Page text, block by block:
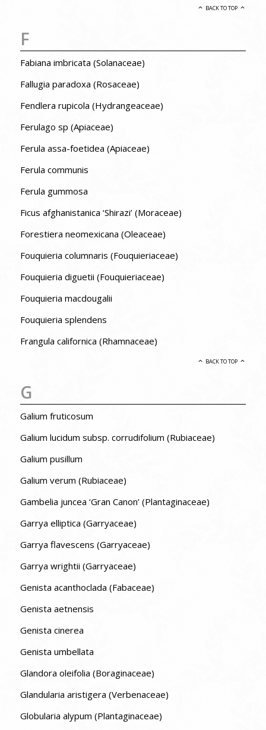
BACK TO TOP
F
Fabiana imbricata (Solanaceae)
Fallugia paradoxa (Rosaceae)
Fendlera rupicola (Hydrangeaceae)
Ferulago sp (Apiaceae)
Ferula assa-foetidea (Apiaceae)
Ferula communis
Ferula gummosa
Ficus afghanistanica ‘Shirazi’ (Moraceae)
Forestiera neomexicana (Oleaceae)
Fouquieria columnaris (Fouquieriaceae)
Fouquieria diguetii (Fouquieriaceae)
Fouquieria macdougalii
Fouquieria splendens
Frangula californica (Rhamnaceae)
BACK TO TOP
G
Galium fruticosum
Galium lucidum subsp. corrudifolium (Rubiaceae)
Galium pusillum
Galium verum (Rubiaceae)
Gambelia juncea ‘Gran Canon’ (Plantaginaceae)
Garrya elliptica (Garryaceae)
Garrya flavescens (Garryaceae)
Garrya wrightii (Garryaceae)
Genista acanthoclada (Fabaceae)
Genista aetnensis
Genista cinerea
Genista umbellata
Glandora oleifolia (Boraginaceae)
Glandularia aristigera (Verbenaceae)
Globularia alypum (Plantaginaceae)